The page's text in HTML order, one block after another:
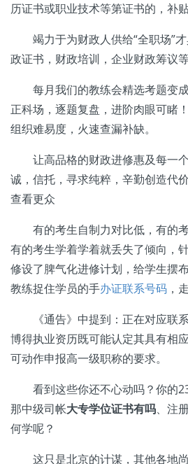
历证书或职业技术等第证书的，补
竭力于为财政人供给“全职场”才
政证书，财政培训，企业财政筹议
每月我们的教练会精选考题变
正科场，逐题复盘，进阶肉眼可睹
组织难易度，火速查漏补缺。
让高品格的财政进修惠及每一
诚，信托，寻求纯粹，辛勤创造代
查看更众
有的考生自制力对比低，有的考
有的考生学着学着就丢失了倾向，
修设了脾气化进修计划，给学生摆
教练捉住学员的手办证联系号码 ，
《通告》中提到：正在对应联
博得执业资历既可能认定其具有相
可动作申报高一级职称的要求。
看到这些你还不心动吗？你的
那中级司帐大专学位证书有吗、注
何学呢？
这只是北京的计谋，其他各地